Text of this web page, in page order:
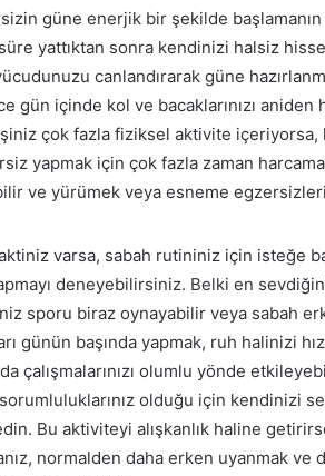
güne enerjik bir şekilde
yattıktan sonra kendinizi halsiz
canlandırarak güne
gün içinde kol ve bacaklarınızı aniden
çok fazla fiziksel aktivite içeriyorsa,
yapmak için çok fazla zaman
ve yürümek veya esneme
varsa, sabah rutininiz için isteğe
deneyebilirsiniz. Belki en
sporu biraz oynayabilir veya sabah
günün başında yapmak, ruh halinizi
çalışmalarınızı olumlu yönde
olduğu için kendinizi
Bu aktiviteyi alışkanlık haline
normalden daha erken uyanmak ve